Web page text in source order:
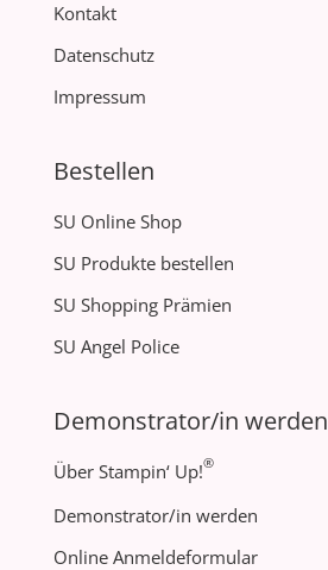
Kontakt
Datenschutz
Impressum
Bestellen
SU Online Shop
SU Produkte bestellen
SU Shopping Prämien
SU Angel Police
Demonstrator/in werden
Über Stampin‘ Up!®
Demonstrator/in werden
Online Anmeldeformular